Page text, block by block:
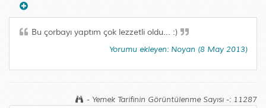
Bu çorbayı yaptım çok lezzetli oldu... :)
Yorumu ekleyen: Noyan (8 May 2013)
- Yemek Tarifinin Görüntülenme Sayısı -: 11287